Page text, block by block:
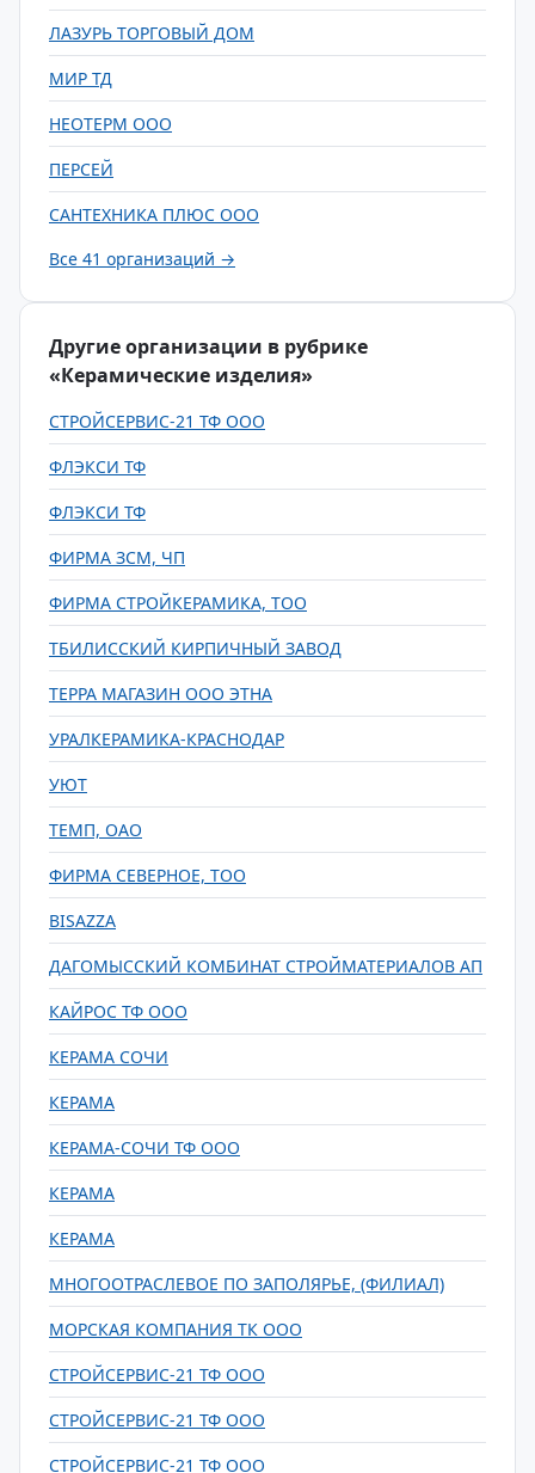
ЛАЗУРЬ ТОРГОВЫЙ ДОМ
МИР ТД
НЕОТЕРМ ООО
ПЕРСЕЙ
САНТЕХНИКА ПЛЮС ООО
Все 41 организаций →
Другие организации в рубрике
«Керамические изделия»
СТРОЙСЕРВИС-21 ТФ ООО
ФЛЭКСИ ТФ
ФЛЭКСИ ТФ
ФИРМА ЗСМ, ЧП
ФИРМА СТРОЙКЕРАМИКА, ТОО
ТБИЛИССКИЙ КИРПИЧНЫЙ ЗАВОД
ТЕРРА МАГАЗИН ООО ЭТНА
УРАЛКЕРАМИКА-КРАСНОДАР
УЮТ
ТЕМП, ОАО
ФИРМА СЕВЕРНОЕ, ТОО
BISAZZA
ДАГОМЫССКИЙ КОМБИНАТ СТРОЙМАТЕРИАЛОВ АП
КАЙРОС ТФ ООО
КЕРАМА CОЧИ
КЕРАМА
КЕРАМА-СОЧИ ТФ ООО
КЕРАМА
КЕРАМА
МНОГООТРАСЛЕВОЕ ПО ЗАПОЛЯРЬЕ, (ФИЛИАЛ)
МОРСКАЯ КОМПАНИЯ ТК ООО
СТРОЙСЕРВИС-21 ТФ ООО
СТРОЙСЕРВИС-21 ТФ ООО
СТРОЙСЕРВИС-21 ТФ ООО